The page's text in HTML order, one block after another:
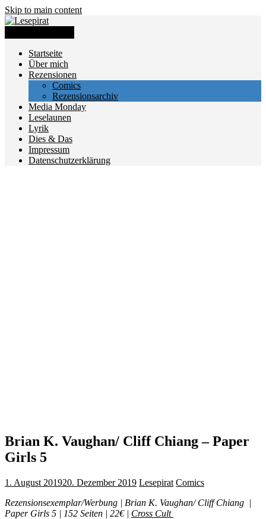
Skip to main content
Startseite
Über mich
Rezensionen
Comics
Rezensionsarchiv
Media Monday
Leselaunen
Lyrik
Dies & Das
Impressum
Datenschutzerklärung
Brian K. Vaughan/ Cliff Chiang – Paper
Girls 5
1. August 201920. Dezember 2019 Lesepirat Comics
Rezensionsexemplar/Werbung | Brian K. Vaughan/ Cliff Chiang |
Paper Girls 5 | 152 Seiten | 22€ | Cross Cult